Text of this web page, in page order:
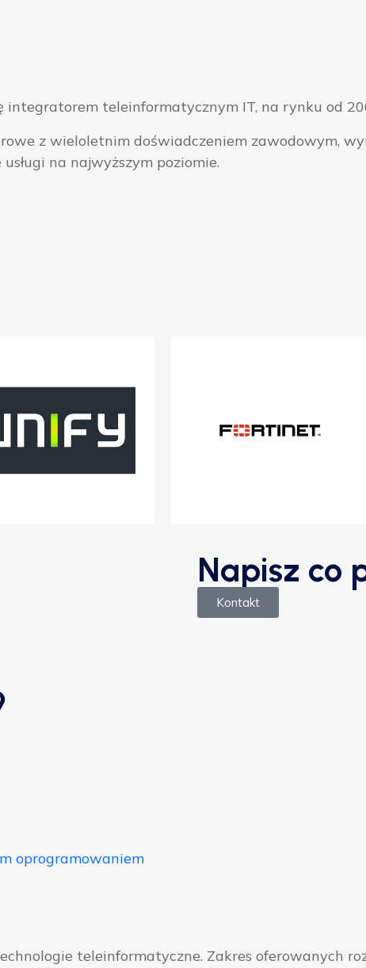
integratorem teleinformatycznym IT, na rynku od
z wieloletnim doświadczeniem zawodowym,
na najwyższym poziomie.
Napisz co
Kontakt
oprogramowaniem
teleinformatyczne. Zakres oferowanych